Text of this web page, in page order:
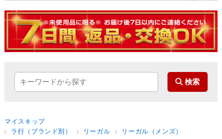
マイスキップ
ラ行（ブランド別）
リーガル
リーガル（メンズ）